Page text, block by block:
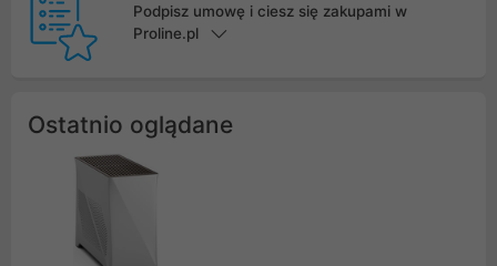
Podpisz umowę i ciesz się zakupami w
Proline.pl
Ostatnio oglądane